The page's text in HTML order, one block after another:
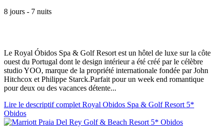
8 jours - 7 nuits
Le Royal Óbidos Spa & Golf Resort est un hôtel de luxe sur la côte
ouest du Portugal dont le design intérieur a été créé par le célèbre
studio YOO, marque de la propriété internationale fondée par John
Hitchcox et Philippe Starck.Parfait pour un week end romantique
pour deux ou des vacances détente...
Lire le descriptif complet Royal Obidos Spa & Golf Resort 5*
Obidos